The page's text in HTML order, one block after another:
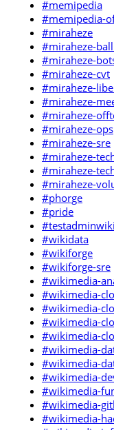
#memipedia
#memipedia-
#miraheze
#miraheze-
#miraheze-
#miraheze-cvt
#miraheze-
#miraheze-
#miraheze-
#miraheze-ops
#miraheze-sre
#miraheze-
#miraheze-
#miraheze-
#phorge
#pride
#testadminwiki
#wikidata
#wikiforge
#wikiforge-sre
#wikimedia-
#wikimedia-
#wikimedia-
#wikimedia-
#wikimedia-
#wikimedia-
#wikimedia-
#wikimedia-
#wikimedia-
#wikimedia-
#wikimedia-